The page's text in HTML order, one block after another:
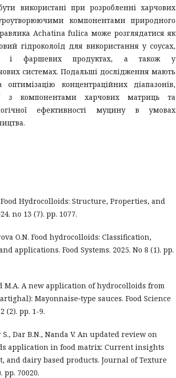
використані при розробленні харчових
компонентами природного
Achatina fulica може розглядатися як
гідроколоїд для використання у соусах,
і фаршевих продуктах, а також у
системах. Подальші дослідження мають
концентраційних діапазонів,
з компонентами харчових матриць та
ефективності муцину в умовах
Food Hydrocolloids: Structure, Properties, and
no 13 (7). рр. 1077.
O.N. Food hydrocolloids: Classification,
applications. Food Systems. 2025. No 8 (1). рр.
M.A. A new application of hydrocolloids from
Mayonnaise‐type sauces. Food Science
(2). рр. 1-9.
Dar B.N., Nanda V. An updated review on
application in food matrix: Current insights
and dairy based products. Journal of Texture
рр. 70020.